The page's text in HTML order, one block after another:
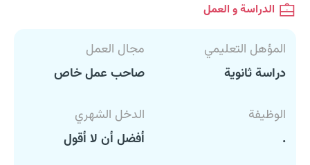
الدراسة و العمل
المؤهل التعليمي
دراسة ثانوية
مجال العمل
صاحب عمل خاص
الوظيفة
.
الدخل الشهري
أفضل أن لا أقول